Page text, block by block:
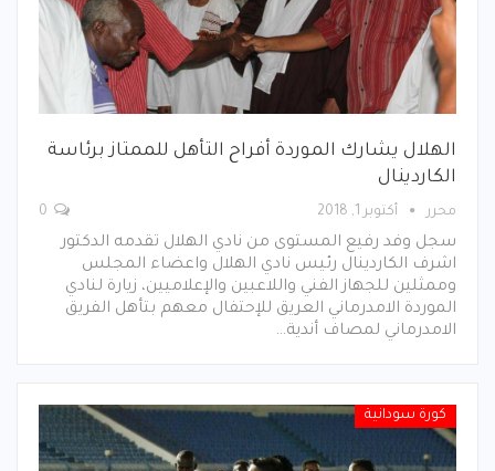
الهلال يشارك الموردة أفراح التأهل للممتاز برئاسة
الكاردينال
محرر أكتوبر 1, 2018
سجل وفد رفيع المستوى من نادي الهلال تقدمه الدكتور
اشرف الكاردينال رئيس نادي الهلال واعضاء المجلس
وممثلين للجهاز الفني واللاعبين والإعلاميين، زيارة لنادي
الموردة الامدرماني العريق للإحتفال معهم بتأهل الفريق
الامدرماني لمصاف أندية…
كورة سودانية